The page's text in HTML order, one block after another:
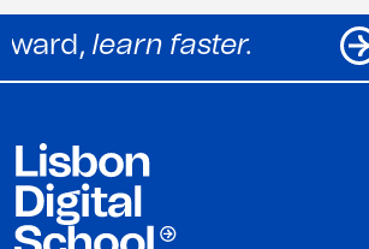
Look forward,learn faster.